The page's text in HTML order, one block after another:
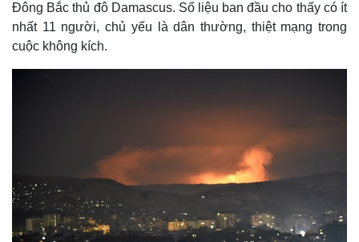
Đông Bắc thủ đô Damascus. Số liệu ban đầu cho thấy có ít
nhất 11 người, chủ yếu là dân thường, thiệt mạng trong
cuộc không kích.